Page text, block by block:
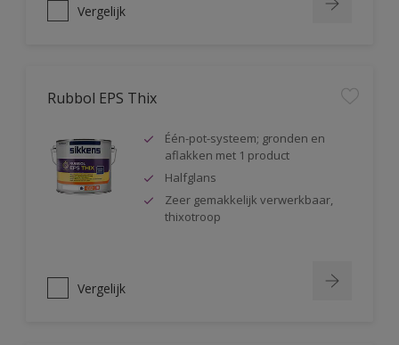
Vergelijk
Rubbol EPS Thix
Één-pot-systeem; gronden en
aflakken met 1 product
Halfglans
Zeer gemakkelijk verwerkbaar,
thixotroop
Vergelijk